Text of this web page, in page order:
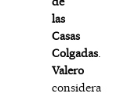
las
Casas
Colgadas.
Valero
considera